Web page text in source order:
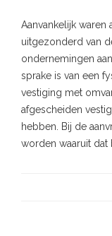
Aanvankelijk
uitgezonderd van
ondernemingen
sprake is van een
vestiging met
afgescheiden
hebben. Bij de
worden waaruit dat